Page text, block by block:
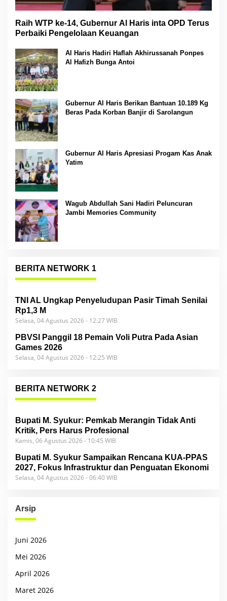
Raih WTP ke-14, Gubernur Al Haris inta OPD Terus
Perbaiki Pengelolaan Keuangan
Al Haris Hadiri Haflah Akhirussanah Ponpes
Al Hafizh Bunga Antoi
Gubernur Al Haris Berikan Bantuan 10.189 Kg
Beras Pada Korban Banjir di Sarolangun
Gubernur Al Haris Apresiasi Progam Kas Anak
Yatim
Wagub Abdullah Sani Hadiri Peluncuran
Jambi Memories Community
BERITA NETWORK 1
TNI AL Ungkap Penyeludupan Pasir Timah Senilai
Rp1,3 M
Selasa, 04 Agustus 2026 - 12:27 WIB
PBVSI Panggil 18 Pemain Voli Putra Pada Asian
Games 2026
Selasa, 04 Agustus 2026 - 12:25 WIB
BERITA NETWORK 2
Bupati M. Syukur: Pemkab Merangin Tidak Anti
Kritik, Pers Harus Profesional
Kamis, 06 Agustus 2026 - 10:45 WIB
Bupati M. Syukur Sampaikan Rencana KUA-PPAS
2027, Fokus Infrastruktur dan Penguatan Ekonomi
Selasa, 04 Agustus 2026 - 06:40 WIB
Arsip
Juni 2026
Mei 2026
April 2026
Maret 2026